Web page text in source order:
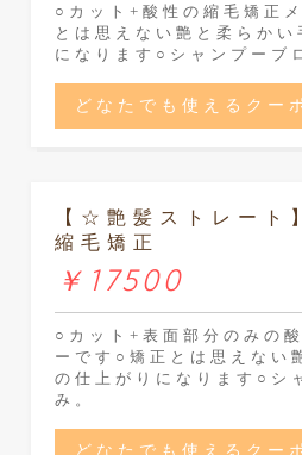
○カット+酸性の縮毛矯正
とは思えない艶と柔らかい
になります○シャンプーブ
どなたでも使えるクー
【☆艶髪ストレート
縮毛矯正
￥17500
○カット+表面部分のみの
ーです○矯正とは思えない
の仕上がりになります○シ
み。
どなたでも使えるクー